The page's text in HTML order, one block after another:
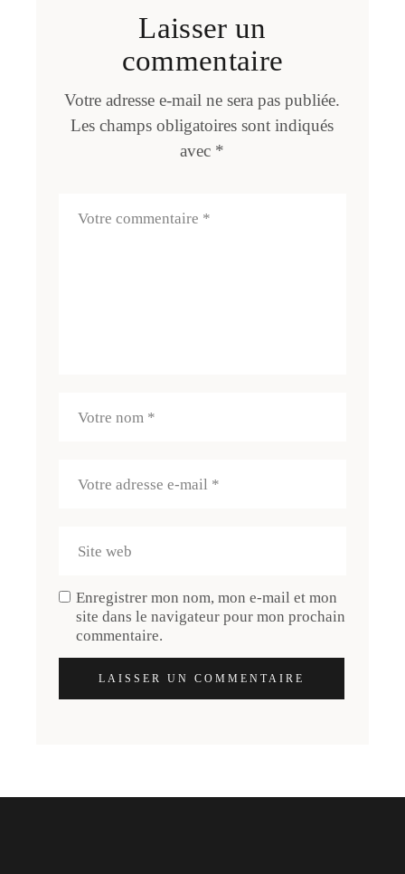
Laisser un
commentaire
Votre adresse e-mail ne sera pas publiée.
Les champs obligatoires sont indiqués
avec *
Enregistrer mon nom, mon e-mail et mon
site dans le navigateur pour mon prochain
commentaire.
LAISSER UN COMMENTAIRE